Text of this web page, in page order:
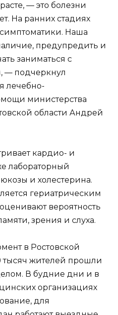
— это болезни
На ранних стадиях
Наша
предупредить и
заниматься с
— подчеркнул
лечебно-
министерства
области Андрей
кардио- и
лабораторный
и холестерина.
гериатрическим
вероятность
зрения и слуха.
в Ростовской
тысяч жителей прошли
В будние дни и в
организациях
для